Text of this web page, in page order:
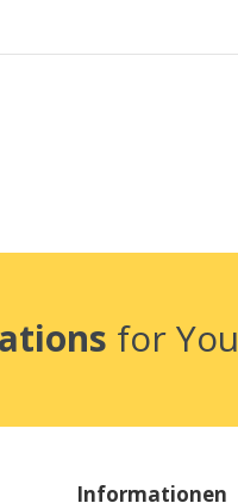
for You
Informationen